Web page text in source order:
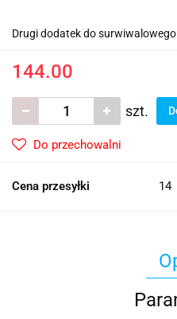
Drugi dodatek do
144.00
szt.
Do przechowalni
Cena przesyłki 14